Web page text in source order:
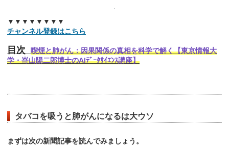
▼▼▼▼▼▼▼▼
チャンネル登録はこちら
目次
喫煙と肺がん：因果関係の真相を科学で解く【東京情報大
学・嵜山陽二郎博士のAIﾃﾞｰﾀｻｲｴﾝｽ講座】
タバコを吸うと肺がんになるは大ウソ
まずは次の新聞記事を読んでみましょう。